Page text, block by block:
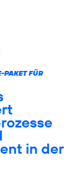
PAKET FÜR
in der